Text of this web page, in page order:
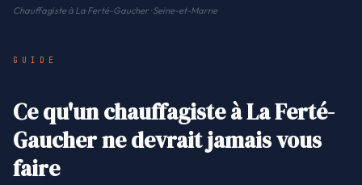
Chauffagiste à La Ferté-Gaucher · Seine-et-Marne
GUIDE
Ce qu'un chauffagiste à La Ferté-
Gaucher ne devrait jamais vous
faire